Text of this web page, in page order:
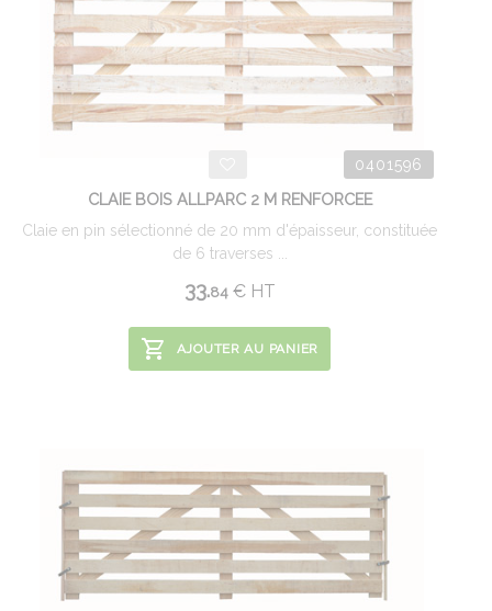
0401596
CLAIE BOIS ALLPARC 2 M RENFORCEE
Claie en pin sélectionné de 20 mm d'épaisseur, constituée
de 6 traverses ...
33.84 €HT
AJOUTER AU PANIER